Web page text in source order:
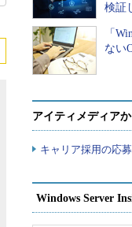
検証
「
ない
アイティメディア
キャリア採用の応
Windows Server